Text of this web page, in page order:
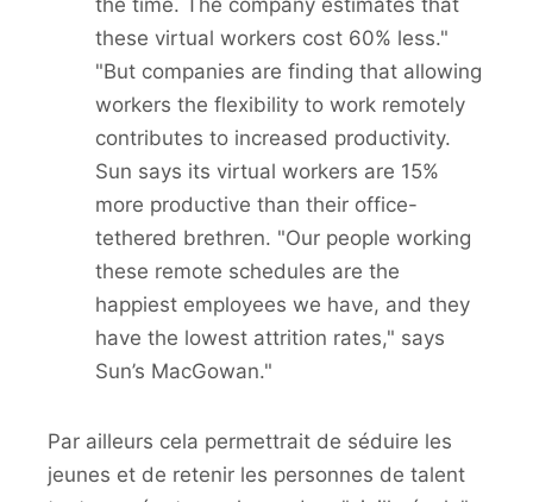
these virtual workers cost 60% less."
"But companies are finding that allowing
workers the flexibility to work remotely
contributes to increased productivity.
Sun says its virtual workers are 15%
more productive than their office-
tethered brethren. "Our people working
these remote schedules are the
happiest employees we have, and they
have the lowest attrition rates," says
Sun’s MacGowan."
Par ailleurs cela permettrait de séduire les
jeunes et de retenir les personnes de talent